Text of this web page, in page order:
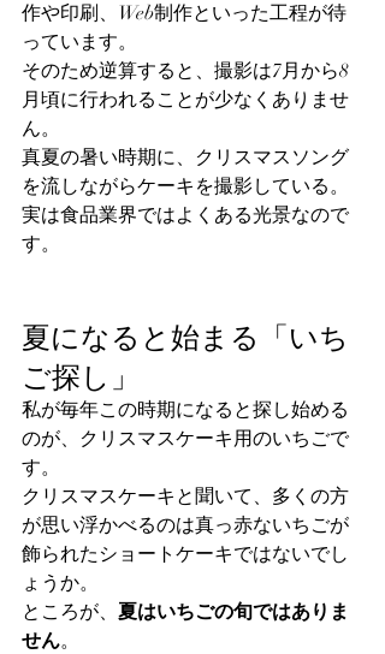
作や印刷、Web制作といった工程が待
っています。
そのため逆算すると、撮影は7月から8
月頃に行われることが少なくありませ
ん。
真夏の暑い時期に、クリスマスソング
を流しながらケーキを撮影している。
実は食品業界ではよくある光景なので
す。
夏になると始まる「いち
ご探し」
私が毎年この時期になると探し始める
のが、クリスマスケーキ用のいちごで
す。
クリスマスケーキと聞いて、多くの方
が思い浮かべるのは真っ赤ないちごが
飾られたショートケーキではないでし
ょうか。
ところが、 夏はいちごの旬ではありま
せん。